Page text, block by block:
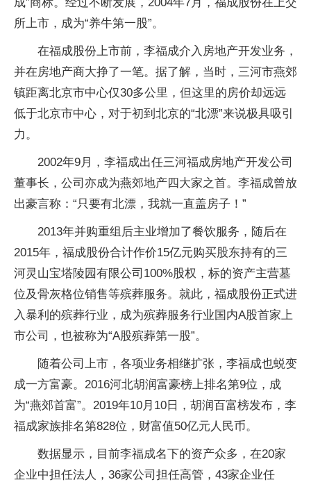
所上市，成为“养牛第一股”。
在福成股份上市前，李福成介入房地产开发业务，
并在房地产商大挣了一笔。据了解，当时，三河市燕郊
镇距离北京市中心仅30多公里，但这里的房价却远远
低于北京市中心，对于初到北京的“北漂”来说极具吸引
力。
2002年9月，李福成出任三河福成房地产开发公司
董事长，公司亦成为燕郊地产四大家之首。李福成曾放
出豪言称：“只要有北漂，我就一直盖房子！”
2013年并购重组后主业增加了餐饮服务，随后在
2015年，福成股份合计作价15亿元购买股东持有的三
河灵山宝塔陵园有限公司100%股权，标的资产主营墓
位及骨灰格位销售等殡葬服务。就此，福成股份正式进
入暴利的殡葬行业，成为殡葬服务行业国内A股首家上
市公司，也被称为“A股殡葬第一股”。
随着公司上市，各项业务相继扩张，李福成也蜕变
成一方富豪。2016河北胡润富豪榜上排名第9位，成
为“燕郊首富”。2019年10月10日，胡润百富榜发布，李
福成家族排名第828位，财富值50亿元人民币。
数据显示，目前李福成名下的资产众多，在20家
企业中担任法人，36家公司担任高管，43家企业任